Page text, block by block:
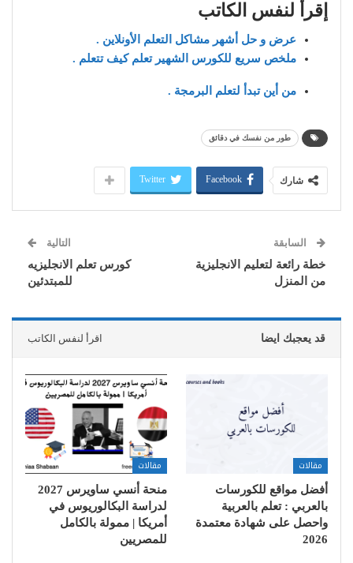
إقرأ لنفس الكاتب
عرض و حل أشهر مشاكل التعلم الأونلاين .
ملخص سريع للكورس الشهير تعلم كيف تتعلم .
من أين تبدأ لتعلم البرمجة .
طور من نفسك في دقائق
شارك Facebook
Twitter
السابقة
خطة رائعة لتعليم الانجليزية
من المنزل
التالية
كورس تعلم الانجليزيه
للمبتدئين
قد يعجبك ايضا اقرأ لنفس الكاتب
مقالات
أفضل مواقع للكورسات
بالعربي : تعلم بالعربية
واحصل على شهادة معتمدة
2026
مقالات
منحة أنسي ساويرس 2027
لدراسة البكالوريوس في
أمريكا | ممولة بالكامل
للمصريين